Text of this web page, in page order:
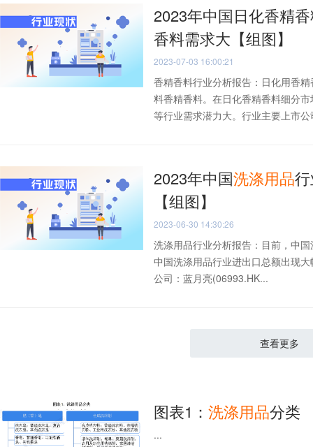
2023年中国日化香精
香料需求大【组图】
2023-07-03 16:00:21
香精香料行业分析报告：日化用香
料香精香料。在日化香精香料细分
等行业需求潜力大。行业主要上市
2023年中国洗涤用品
【组图】
2023-06-30 14:30:26
洗涤用品行业分析报告：目前，中
中国洗涤用品行业进出口总额出现
公司：蓝月亮(06993.HK...
查看更多
图表1： 洗涤用品分类
...